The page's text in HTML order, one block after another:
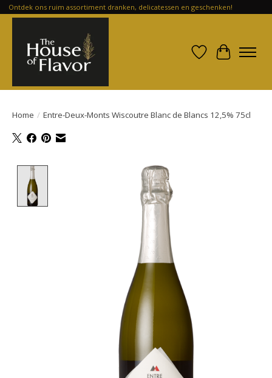
Ontdek ons ruim assortiment dranken, delicatessen en geschenken!
Verlanglijst
Home / Entre-Deux-Monts Wiscoutre Blanc de Blancs 12,5% 75cl
Product image slideshow Items